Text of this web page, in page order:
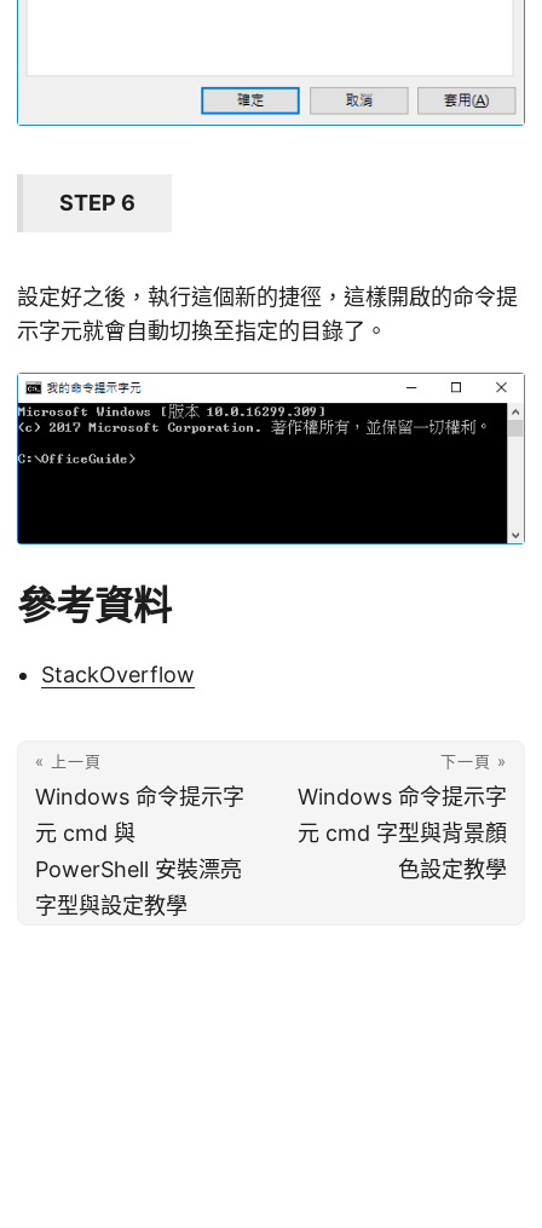
STEP 6
設定好之後，執行這個新的捷徑，這樣開啟的命令提
示字元就會自動切換至指定的目錄了。
參考資料
StackOverflow
« 上一頁
Windows 命令提示字
元 cmd 與
PowerShell 安裝漂亮
字型與設定教學
下一頁 »
Windows 命令提示字
元 cmd 字型與背景顏
色設定教學